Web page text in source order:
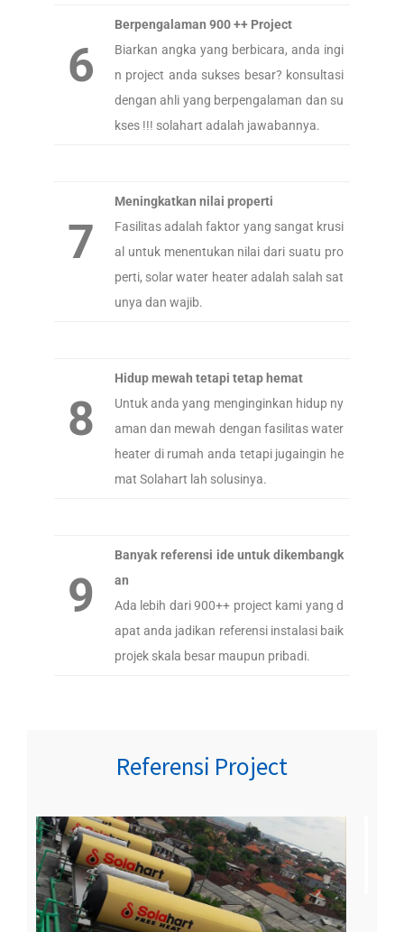
6
Berpengalaman 900 ++ Project
Biarkan angka yang berbicara, anda ingi
n project anda sukses besar? konsultasi
dengan ahli yang berpengalaman dan su
kses !!! solahart adalah jawabannya.
7
Meningkatkan nilai properti
Fasilitas adalah faktor yang sangat krusi
al untuk menentukan nilai dari suatu pro
perti, solar water heater adalah salah sat
unya dan wajib.
8
Hidup mewah tetapi tetap hemat
Untuk anda yang menginginkan hidup ny
aman dan mewah dengan fasilitas water
heater di rumah anda tetapi jugaingin he
mat Solahart lah solusinya.
9
Banyak referensi ide untuk dikembangk
an
Ada lebih dari 900++ project kami yang d
apat anda jadikan referensi instalasi baik
projek skala besar maupun pribadi.
Referensi Project
Proyek Nirmala Hotel